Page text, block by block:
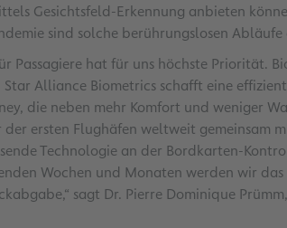
Gesichtsfeld-Erkennung anbieten
sind solche berührungslosen
Passagiere hat für uns höchste Priorität.
Alliance Biometrics schafft eine
die neben mehr Komfort und weniger
ersten Flughäfen weltweit gemeinsam
Technologie an der Bordkarten-
Wochen und Monaten werden wir
sagt Dr. Pierre Dominique